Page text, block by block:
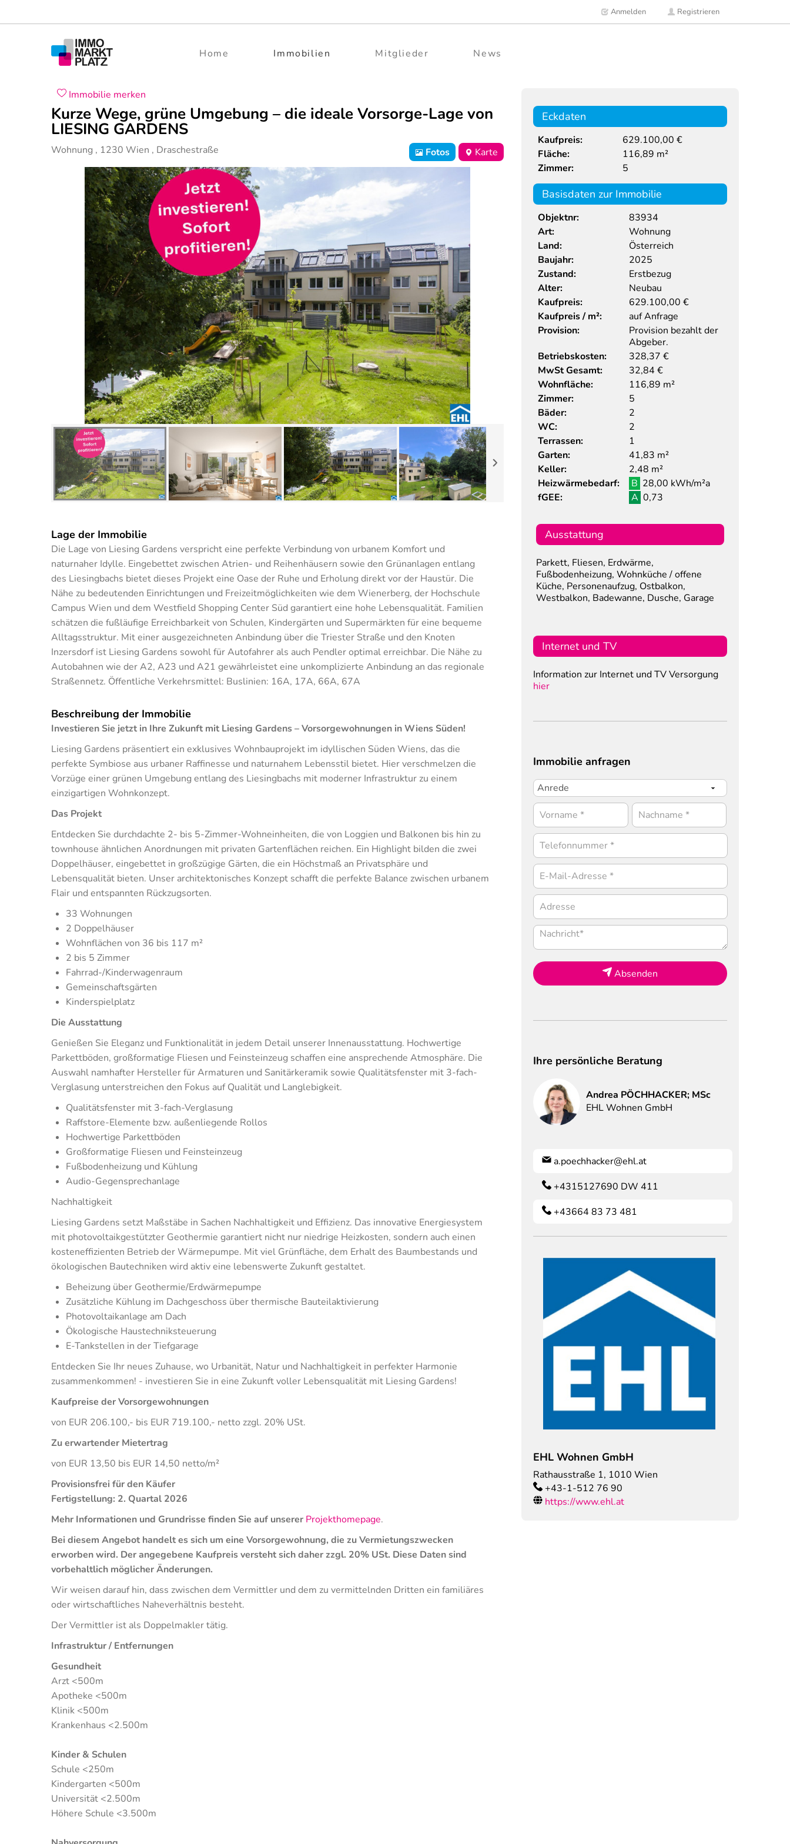
Anmelden Registrieren
Home Immobilien Mitglieder News
Immobilie merken
Kurze Wege, grüne Umgebung – die ideale Vorsorge-Lage von
LIESING GARDENS
Wohnung , 1230 Wien , Draschestraße Fotos Karte
Lage der Immobilie
Die Lage von Liesing Gardens verspricht eine perfekte Verbindung von urbanem Komfort und
naturnaher Idylle. Eingebettet zwischen Atrien- und Reihenhäusern sowie den Grünanlagen entlang
des Liesingbachs bietet dieses Projekt eine Oase der Ruhe und Erholung direkt vor der Haustür. Die
Nähe zu bedeutenden Einrichtungen und Freizeitmöglichkeiten wie dem Wienerberg, der Hochschule
Campus Wien und dem Westfield Shopping Center Süd garantiert eine hohe Lebensqualität. Familien
schätzen die fußläufige Erreichbarkeit von Schulen, Kindergärten und Supermärkten für eine bequeme
Alltagsstruktur. Mit einer ausgezeichneten Anbindung über die Triester Straße und den Knoten
Inzersdorf ist Liesing Gardens sowohl für Autofahrer als auch Pendler optimal erreichbar. Die Nähe zu
Autobahnen wie der A2, A23 und A21 gewährleistet eine unkomplizierte Anbindung an das regionale
Straßennetz. Öffentliche Verkehrsmittel: Buslinien: 16A, 17A, 66A, 67A
Beschreibung der Immobilie
Investieren Sie jetzt in Ihre Zukunft mit Liesing Gardens – Vorsorgewohnungen in Wiens Süden!
Liesing Gardens präsentiert ein exklusives Wohnbauprojekt im idyllischen Süden Wiens, das die
perfekte Symbiose aus urbaner Raffinesse und naturnahem Lebensstil bietet. Hier verschmelzen die
Vorzüge einer grünen Umgebung entlang des Liesingbachs mit moderner Infrastruktur zu einem
einzigartigen Wohnkonzept.
Das Projekt
Entdecken Sie durchdachte 2- bis 5-Zimmer-Wohneinheiten, die von Loggien und Balkonen bis hin zu
townhouse ähnlichen Anordnungen mit privaten Gartenflächen reichen. Ein Highlight bilden die zwei
Doppelhäuser, eingebettet in großzügige Gärten, die ein Höchstmaß an Privatsphäre und
Lebensqualität bieten. Unser architektonisches Konzept schafft die perfekte Balance zwischen urbanem
Flair und entspannten Rückzugsorten.
33 Wohnungen
2 Doppelhäuser
Wohnflächen von 36 bis 117 m²
2 bis 5 Zimmer
Fahrrad-/Kinderwagenraum
Gemeinschaftsgärten
Kinderspielplatz
Die Ausstattung
Genießen Sie Eleganz und Funktionalität in jedem Detail unserer Innenausstattung. Hochwertige
Parkettböden, großformatige Fliesen und Feinsteinzeug schaffen eine ansprechende Atmosphäre. Die
Auswahl namhafter Hersteller für Armaturen und Sanitärkeramik sowie Qualitätsfenster mit 3-fach-
Verglasung unterstreichen den Fokus auf Qualität und Langlebigkeit.
Qualitätsfenster mit 3-fach-Verglasung
Raffstore-Elemente bzw. außenliegende Rollos
Hochwertige Parkettböden
Großformatige Fliesen und Feinsteinzeug
Fußbodenheizung und Kühlung
Audio-Gegensprechanlage
Nachhaltigkeit
Liesing Gardens setzt Maßstäbe in Sachen Nachhaltigkeit und Effizienz. Das innovative Energiesystem
mit photovoltaikgestützter Geothermie garantiert nicht nur niedrige Heizkosten, sondern auch einen
kosteneffizienten Betrieb der Wärmepumpe. Mit viel Grünfläche, dem Erhalt des Baumbestands und
ökologischen Bautechniken wird aktiv eine lebenswerte Zukunft gestaltet.
Beheizung über Geothermie/Erdwärmepumpe
Zusätzliche Kühlung im Dachgeschoss über thermische Bauteilaktivierung
Photovoltaikanlage am Dach
Ökologische Haustechniksteuerung
E-Tankstellen in der Tiefgarage
Entdecken Sie Ihr neues Zuhause, wo Urbanität, Natur und Nachhaltigkeit in perfekter Harmonie
zusammenkommen! - investieren Sie in eine Zukunft voller Lebensqualität mit Liesing Gardens!
Kaufpreise der Vorsorgewohnungen
von EUR 206.100,- bis EUR 719.100,- netto zzgl. 20% USt.
Zu erwartender Mietertrag
von EUR 13,50 bis EUR 14,50 netto/m²
Provisionsfrei für den Käufer
Fertigstellung: 2. Quartal 2026
Mehr Informationen und Grundrisse finden Sie auf unserer Projekthomepage.
Bei diesem Angebot handelt es sich um eine Vorsorgewohnung, die zu Vermietungszwecken
erworben wird. Der angegebene Kaufpreis versteht sich daher zzgl. 20% USt. Diese Daten sind
vorbehaltlich möglicher Änderungen.
Wir weisen darauf hin, dass zwischen dem Vermittler und dem zu vermittelnden Dritten ein familiäres
oder wirtschaftliches Naheverhältnis besteht.
Der Vermittler ist als Doppelmakler tätig.
Infrastruktur / Entfernungen
Gesundheit
Arzt <500m
Apotheke <500m
Klinik <500m
Krankenhaus <2.500m
Kinder & Schulen
Schule <250m
Kindergarten <500m
Universität <2.500m
Höhere Schule <3.500m
Eckdaten
Kaufpreis:
629.100,00 €
Fläche:
116,89 m²
Zimmer:
5
Basisdaten zur Immobilie
Objektnr:
83934
Art:
Wohnung
Land:
Österreich
Baujahr:
2025
Zustand:
Erstbezug
Alter:
Neubau
Kaufpreis:
629.100,00 €
Kaufpreis / m²:
auf Anfrage
Provision:
Provision bezahlt der
Abgeber.
Betriebskosten:
328,37 €
MwSt Gesamt:
32,84 €
Wohnfläche:
116,89 m²
Zimmer:
5
Bäder:
2
WC:
2
Terrassen:
1
Garten:
41,83 m²
Keller:
2,48 m²
Heizwärmebedarf:
B 28,00 kWh/m²a
fGEE:
A 0,73
Ausstattung
Parkett, Fliesen, Erdwärme,
Fußbodenheizung, Wohnküche / offene
Küche, Personenaufzug, Ostbalkon,
Westbalkon, Badewanne, Dusche, Garage
Internet und TV
Information zur Internet und TV Versorgung
hier
Immobilie anfragen
Absenden
Ihre persönliche Beratung
Andrea PÖCHHACKER; MSc
EHL Wohnen GmbH
a.poechhacker@ehl.at
+4315127690 DW 411
+43664 83 73 481
EHL Wohnen GmbH
Rathausstraße 1, 1010 Wien
+43-1-512 76 90
https://www.ehl.at